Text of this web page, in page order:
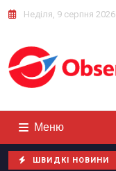
Неділя, 9 серпня 2026
Меню
ШВИДКІ НОВИНИ